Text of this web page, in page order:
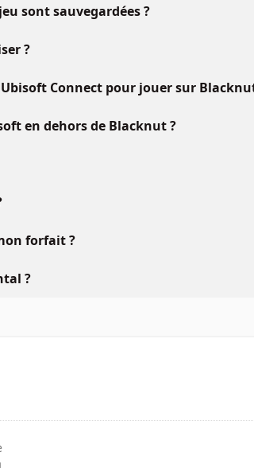
sont sauvegardées ?
?
Connect pour jouer sur
en dehors de Blacknut ?
forfait ?
?